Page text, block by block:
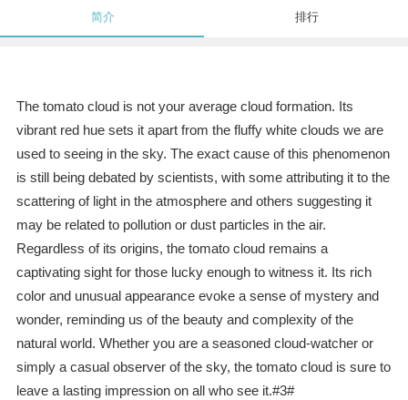
简介 排行
The tomato cloud is not your average cloud formation. Its
vibrant red hue sets it apart from the fluffy white clouds we are
used to seeing in the sky. The exact cause of this phenomenon
is still being debated by scientists, with some attributing it to the
scattering of light in the atmosphere and others suggesting it
may be related to pollution or dust particles in the air.
Regardless of its origins, the tomato cloud remains a
captivating sight for those lucky enough to witness it. Its rich
color and unusual appearance evoke a sense of mystery and
wonder, reminding us of the beauty and complexity of the
natural world. Whether you are a seasoned cloud-watcher or
simply a casual observer of the sky, the tomato cloud is sure to
leave a lasting impression on all who see it.#3#